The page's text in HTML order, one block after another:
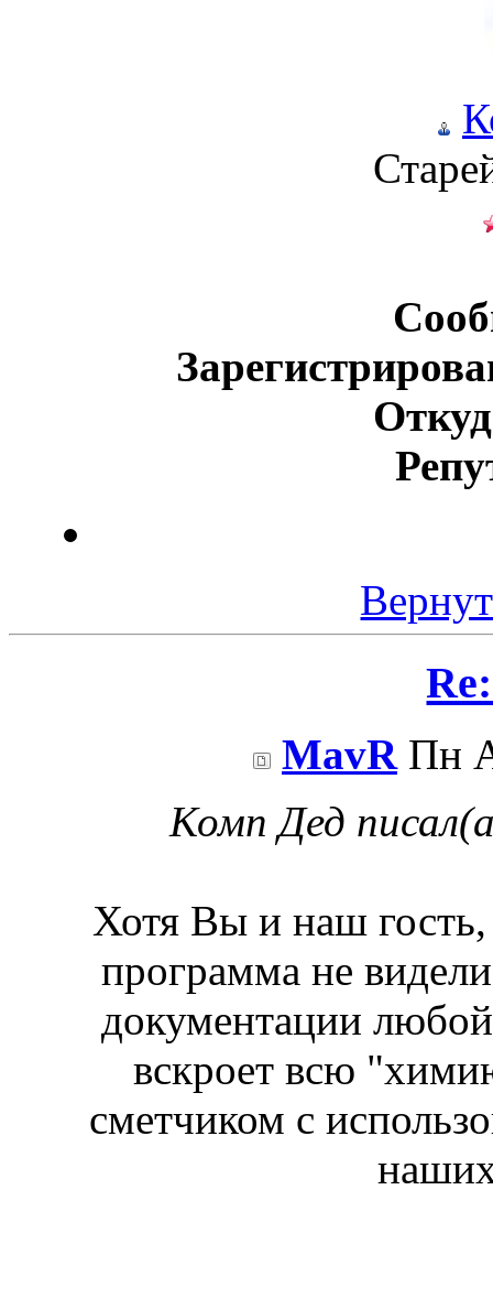
MavR Пн
Комп Дед
Хотя Вы и наш гость,
программа не
документации
вскроет всю
сметчиком с